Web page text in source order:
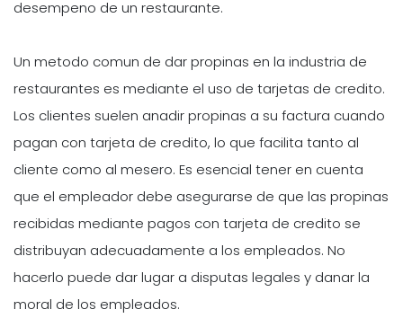
desempeno de un restaurante.
Un metodo comun de dar propinas en la industria de
restaurantes es mediante el uso de tarjetas de credito.
Los clientes suelen anadir propinas a su factura cuando
pagan con tarjeta de credito, lo que facilita tanto al
cliente como al mesero. Es esencial tener en cuenta
que el empleador debe asegurarse de que las propinas
recibidas mediante pagos con tarjeta de credito se
distribuyan adecuadamente a los empleados. No
hacerlo puede dar lugar a disputas legales y danar la
moral de los empleados.